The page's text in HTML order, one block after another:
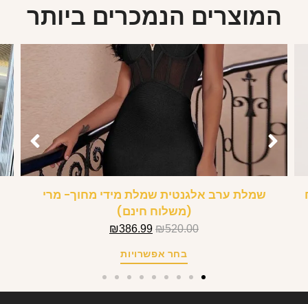
המוצרים הנמכרים ביותר
שמלת ערב אלגנטית שמלת מידי מחוך- מרי
(משלוח חינם)
₪520.00
₪386.99
בחר אפשרויות